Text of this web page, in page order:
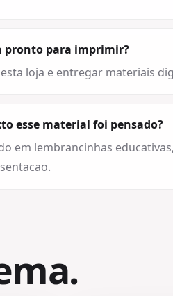
pronto para imprimir?
loja e entregar materiais
esse material foi pensado?
em lembrancinhas